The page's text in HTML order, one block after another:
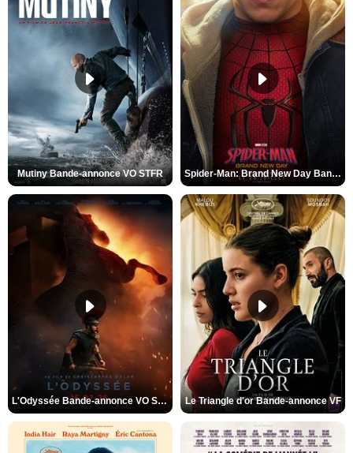
Mutiny Bande-annonce VO STFR Spider-Man: Brand New Day Bande-annonce VO STFR
L'Odyssée Bande-annonce VO STFR Le Triangle d'or Bande-annonce VF